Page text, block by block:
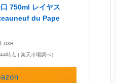
750ml レイヤス
du Pape
時点 | 楽天市場調べ）